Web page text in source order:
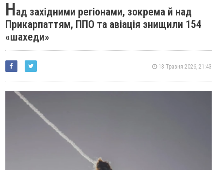
Над західними регіонами, зокрема й над
Прикарпаттям, ППО та авіація знищили 154
«шахеди»
13 Травня 2026, 21:43